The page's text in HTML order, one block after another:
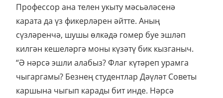
Профессор ана телен укыту мәсьәләсенә
карата да үз фикерләрен әйтте. Аның
сүзләренчә, шушы өлкәдә гомер буе эшләп
килгән кешеләргә моны күзәтү бик кызганыч.
“Ә нәрсә эшли алабыз? Флаг күтәреп урамга
чыгаргамы? Безнең студентлар Дәүләт Советы
каршына чыгып карады бит инде. Нәрсә